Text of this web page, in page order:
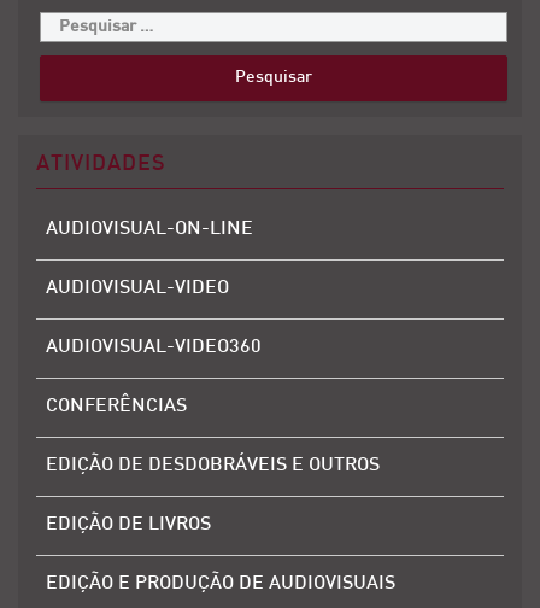
ATIVIDADES
AUDIOVISUAL-ON-LINE
AUDIOVISUAL-VIDEO
AUDIOVISUAL-VIDEO360
CONFERÊNCIAS
EDIÇÃO DE DESDOBRÁVEIS E OUTROS
EDIÇÃO DE LIVROS
EDIÇÃO E PRODUÇÃO DE AUDIOVISUAIS